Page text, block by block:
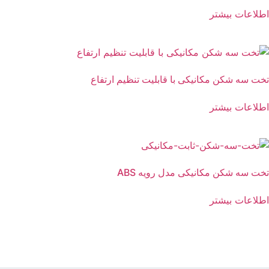
اطلاعات بیشتر
تخت سه شکن مکانیکی با قابلیت تنظیم ارتفاع
اطلاعات بیشتر
تخت سه شکن مکانیکی مدل رویه ABS
اطلاعات بیشتر